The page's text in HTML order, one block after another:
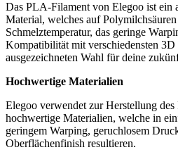
Das PLA-Filament von Elegoo ist ein
Material, welches auf
Schmelztemperatur, das geringe
Kompatibilität mit verschiedensten
ausgezeichneten Wahl für deine
Hochwertige Materialien
Elegoo verwendet zur Herstellung
hochwertige Materialien, welche in
geringem Warping, geruchlosem
Oberflächenfinish resultieren.